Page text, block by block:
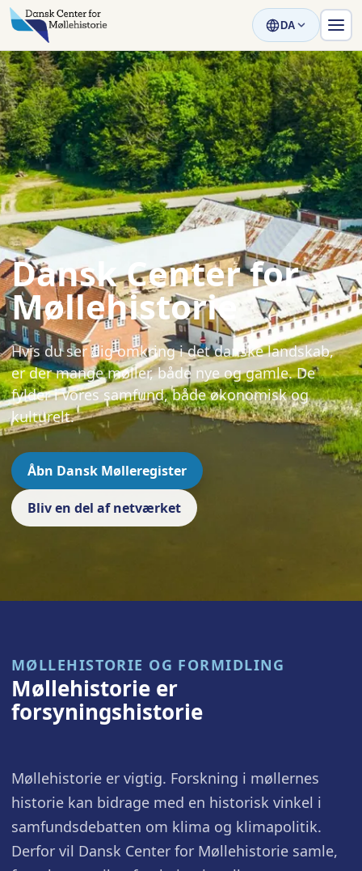
DA
Dansk Center for
Møllehistorie
Hvis du ser dig omkring i det danske landskab,
er der mange møller, både nye og gamle. De
fylder i vores samfund, både økonomisk og
kulturelt.
Åbn Dansk Mølleregister
Bliv en del af netværket
MØLLEHISTORIE OG FORMIDLING
Møllehistorie er
forsyningshistorie
Møllehistorie er vigtig. Forskning i møllernes
historie kan bidrage med en historisk vinkel i
samfundsdebatten om klima og klimapolitik.
Derfor vil Dansk Center for Møllehistorie samle,